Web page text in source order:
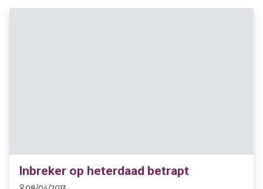
Inbreker op heterdaad betrapt